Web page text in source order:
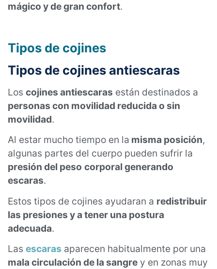
mágico y de gran confort.
Tipos de cojines
Tipos de cojines antiescaras
Los cojines antiescaras están destinados a
personas con movilidad reducida o sin
movilidad.
Al estar mucho tiempo en la misma posición,
algunas partes del cuerpo pueden sufrir la
presión del peso corporal generando
escaras.
Estos tipos de cojines ayudaran a redistribuir
las presiones y a tener una postura
adecuada.
Las escaras aparecen habitualmente por una
mala circulación de la sangre y en zonas muy